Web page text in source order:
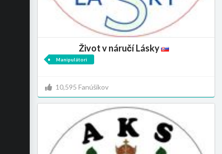
Život v náručí Lásky
Manipulátori
10,595 Fanúšikov